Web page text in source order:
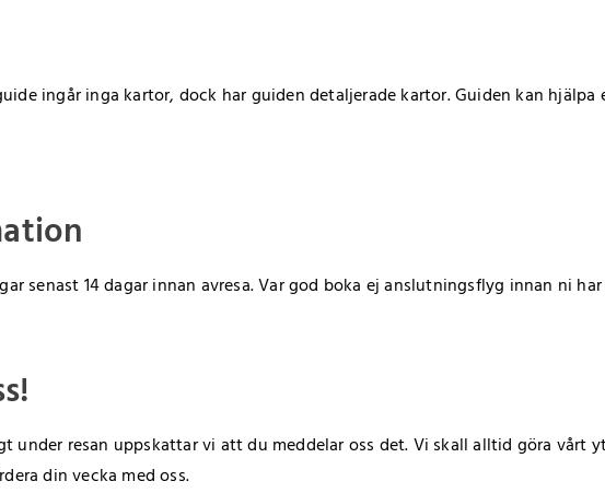
ingår inga kartor, dock har guiden detaljerade kartor. Guiden kan
senast 14 dagar innan avresa. Var god boka ej anslutningsflyg innan ni
under resan uppskattar vi att du meddelar oss det. Vi skall alltid göra
din vecka med oss.